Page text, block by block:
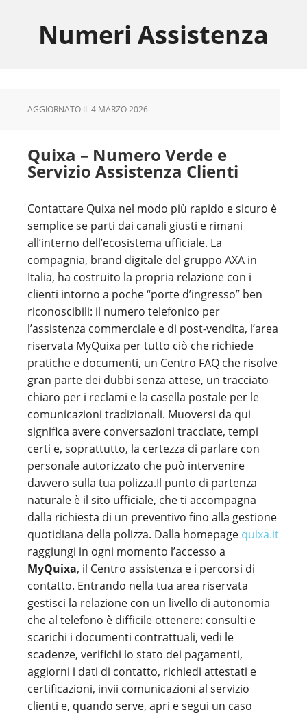
primaryNumeri Assistenza
AGGIORNATO IL4 MARZO 2026
Quixa – Numero Verde e
Servizio Assistenza Clienti
Contattare Quixa nel modo più rapido e sicuro è
semplice se parti dai canali giusti e rimani
all’interno dell’ecosistema ufficiale. La
compagnia, brand digitale del gruppo AXA in
Italia, ha costruito la propria relazione con i
clienti intorno a poche “porte d’ingresso” ben
riconoscibili: il numero telefonico per
l’assistenza commerciale e di post-vendita, l’area
riservata MyQuixa per tutto ciò che richiede
pratiche e documenti, un Centro FAQ che risolve
gran parte dei dubbi senza attese, un tracciato
chiaro per i reclami e la casella postale per le
comunicazioni tradizionali. Muoversi da qui
significa avere conversazioni tracciate, tempi
certi e, soprattutto, la certezza di parlare con
personale autorizzato che può intervenire
davvero sulla tua polizza.Il punto di partenza
naturale è il sito ufficiale, che ti accompagna
dalla richiesta di un preventivo fino alla gestione
quotidiana della polizza. Dalla homepage quixa.it
raggiungi in ogni momento l’accesso a
MyQuixa, il Centro assistenza e i percorsi di
contatto. Entrando nella tua area riservata
gestisci la relazione con un livello di autonomia
che al telefono è difficile ottenere: consulti e
scarichi i documenti contrattuali, vedi le
scadenze, verifichi lo stato dei pagamenti,
aggiorni i dati di contatto, richiedi attestati e
certificazioni, invii comunicazioni al servizio
clienti e, quando serve, apri e segui un caso